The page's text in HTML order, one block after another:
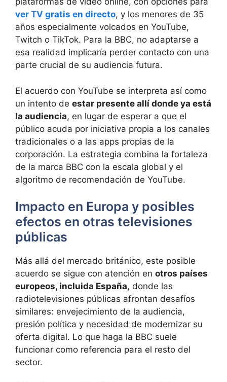
ver TV gratis en directo, y los menores de 35
años especialmente volcados en YouTube,
Twitch o TikTok. Para la BBC, no adaptarse a
esa realidad implicaría perder contacto con una
parte crucial de su audiencia futura.
El acuerdo con YouTube se interpreta así como
un intento de estar presente allí donde ya está
la audiencia, en lugar de esperar a que el
público acuda por iniciativa propia a los canales
tradicionales o a las apps propias de la
corporación. La estrategia combina la fortaleza
de la marca BBC con la escala global y el
algoritmo de recomendación de YouTube.
Impacto en Europa y posibles
efectos en otras televisiones
públicas
Más allá del mercado británico, este posible
acuerdo se sigue con atención en otros países
europeos, incluida España, donde las
radiotelevisiones públicas afrontan desafíos
similares: envejecimiento de la audiencia,
presión política y necesidad de modernizar su
oferta digital. Lo que haga la BBC suele
funcionar como referencia para el resto del
sector.